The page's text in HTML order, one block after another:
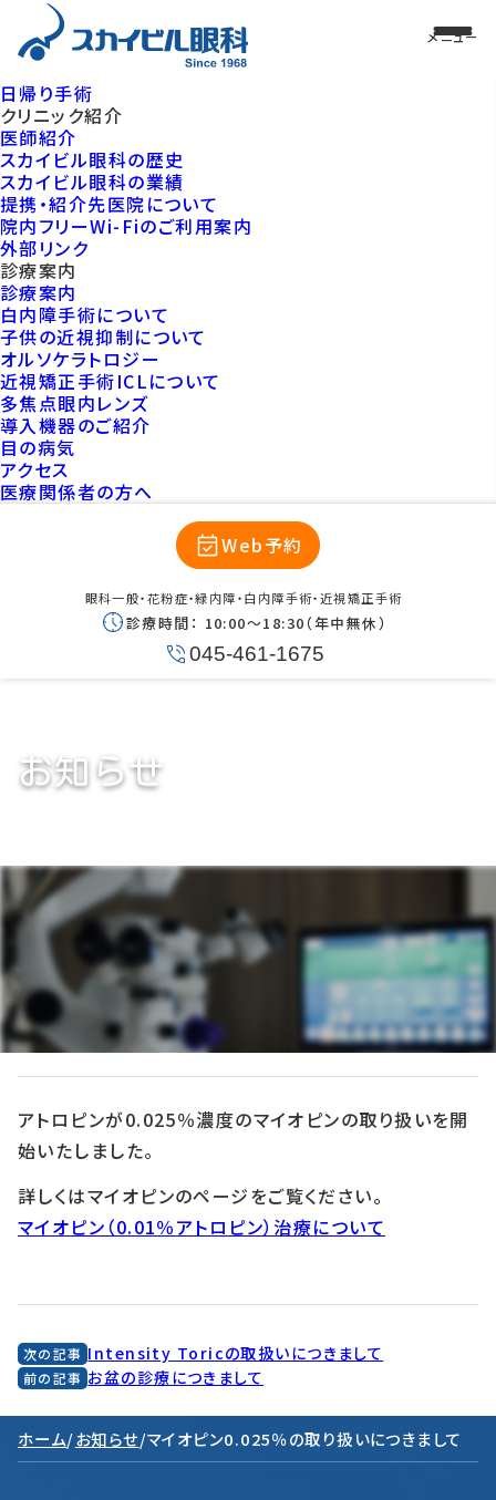
眼科一般・花粉症・緑内障・白内障手術・近視矯正手術
診療時間： 10:00〜18:30（年中無休）
045-461-1675
日帰り手術
クリニック紹介
医師紹介
スカイビル眼科の歴史
スカイビル眼科の業績
提携・紹介先医院について
院内フリーWi-Fiのご利用案内
外部リンク
診療案内
診療案内
白内障手術について
子供の近視抑制について
オルソケラトロジー
近視矯正手術ICLについて
多焦点眼内レンズ
導入機器のご紹介
目の病気
アクセス
医療関係者の方へ
Web予約
お知らせ
マイオピン0.025％の取り扱いにつ
きまして
2021年8月24日
アトロピンが0.025％濃度のマイオピンの取り扱いを開
始いたしました。
詳しくはマイオピンのページをご覧ください。
マイオピン（0.01％アトロピン）治療について
次の記事 Intensity Toricの取扱いにつきまして
前の記事 お盆の診療につきまして
ホーム/お知らせ/マイオピン0.025％の取り扱いにつきまして